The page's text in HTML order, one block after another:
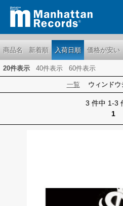
商品名 新着順 入荷日順 価格が安い
20件表示 40件表示 60件表示
一覧 ウィンドウ
3 件中 1-3
1